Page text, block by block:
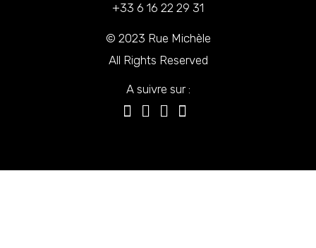
+33 6 16 22 29 31
© 2023 Rue Michèle
All Rights Reserved
A suivre sur :